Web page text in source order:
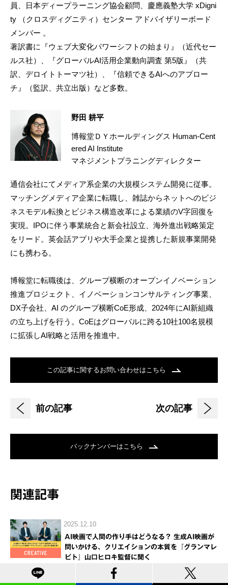
員、日本ディープラーニング協会顧問、慶應義塾大学 xDigni
ty （クロスディグニティ）センター アドバイザリーボード
メンバー 。
著訳書に『ウェブ大変化パワーシフトの始まり』（近代セー
ルス社）、『グローバルAI活用企業動向調査 第5版』（共
訳、デロイトトーマツ社）、『信頼できるAIへのアプロー
チ』（監訳、共立出版）など多数。
野田 耕平
博報堂ＤＹホールディングス Human-Cent
ered AI Institute
マネジメントプラニングディレクター
通信会社にてメディア系企業の大規模システム開発に従事。
マッチングメディア企業に転職し、雑誌からネットへのビジ
ネスモデル転換とビジネス構造改革による業績のV字回復を
実現。IPOに伴う事業統合と新会社設立、海外進出戦略策定
をリード。英会話アプリや大手企業と提携した新規事業開発
にも携わる。
博報堂に転職後は、グループ横断のオープンイノベーション
推進プロジェクト、イノベーションコンサルティング事業、
DX子会社、AI のグループ横断CoE形成、2024年にAI新組織
の立ち上げを行う。CoEはグローバルに跨る10社100名規模
に拡張しAI戦略と活用を推進中。
この記事に関するお問い合わせはこちら
前の記事 次の記事
バックナンバーはこちら
関連記事
2025.12.10
AI映画で人間の作り手はどうなる？ 生成AI映画が
問いかける、クリエイションの本質を『グランマレ
ビト』山口ヒロキ監督に聞く
2024.11.25